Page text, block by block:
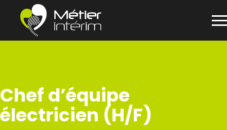
Chef d’équipe
électricien (H/F)
Panneau de gestion des cookies